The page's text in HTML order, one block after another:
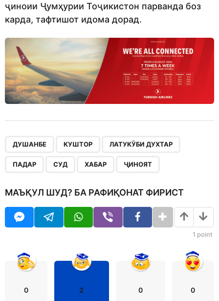
ҷиноии Ҷумҳурии Тоҷикистон парванда боз
карда, тафтишот идома дорад.
ДУШАНБЕ КУШТОР ЛАТУКӮБИ ДУХТАР
ПАДАР СУД ХАБАР ҶИНОЯТ
МАЪҚУЛ ШУД? БА РАФИҚОНАТ ФИРИСТ
1 point
0 2 0 0